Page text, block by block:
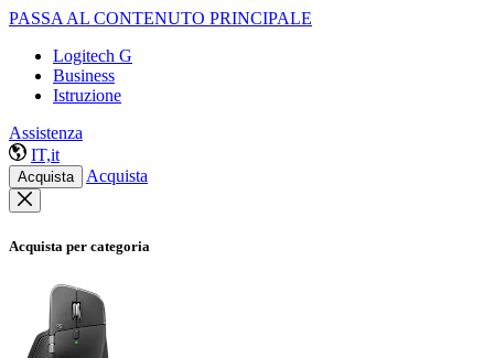
PASSA AL CONTENUTO PRINCIPALE
Logitech G
Business
Istruzione
Assistenza
IT,it
Acquista Acquista
Acquista per categoria